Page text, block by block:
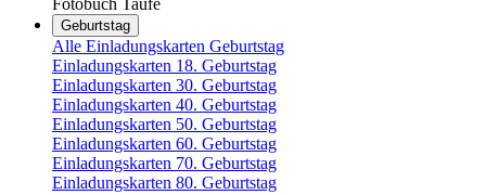
Fotobuch Taufe
Geburtstag
Alle Einladungskarten Geburtstag
Einladungskarten 18. Geburtstag
Einladungskarten 30. Geburtstag
Einladungskarten 40. Geburtstag
Einladungskarten 50. Geburtstag
Einladungskarten 60. Geburtstag
Einladungskarten 70. Geburtstag
Einladungskarten 80. Geburtstag